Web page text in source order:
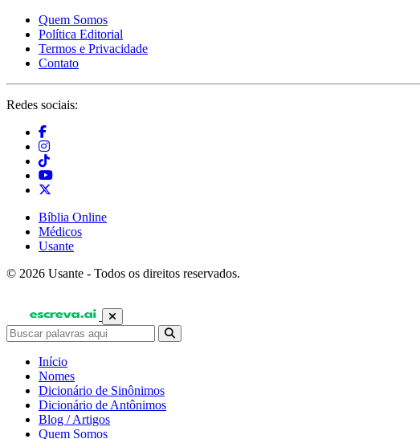
Quem Somos
Política Editorial
Termos e Privacidade
Contato
Redes sociais:
Bíblia Online
Médicos
Usante
© 2026 Usante - Todos os direitos reservados.
Início
Nomes
Dicionário de Sinônimos
Dicionário de Antônimos
Blog / Artigos
Quem Somos